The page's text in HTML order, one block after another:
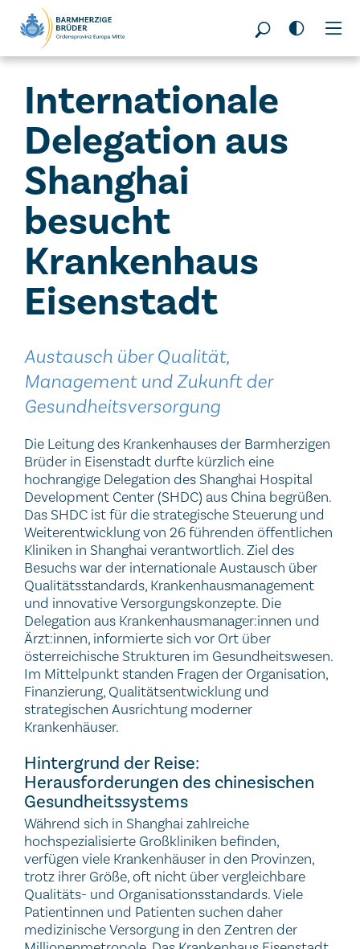
Seitenbereiche:
Internationale
Delegation aus
Shanghai
besucht
Krankenhaus
Eisenstadt
Austausch über Qualität,
Management und Zukunft der
Gesundheitsversorgung
Die Leitung des Krankenhauses der Barmherzigen
Brüder in Eisenstadt durfte kürzlich eine
hochrangige Delegation des Shanghai Hospital
Development Center (SHDC) aus China begrüßen.
Das SHDC ist für die strategische Steuerung und
Weiterentwicklung von 26 führenden öffentlichen
Kliniken in Shanghai verantwortlich. Ziel des
Besuchs war der internationale Austausch über
Qualitätsstandards, Krankenhausmanagement
und innovative Versorgungskonzepte. Die
Delegation aus Krankenhausmanager:innen und
Ärzt:innen, informierte sich vor Ort über
österreichische Strukturen im Gesundheitswesen.
Im Mittelpunkt standen Fragen der Organisation,
Finanzierung, Qualitätsentwicklung und
strategischen Ausrichtung moderner
Krankenhäuser.
Hintergrund der Reise:
Herausforderungen des chinesischen
Gesundheitssystems
Während sich in Shanghai zahlreiche
hochspezialisierte Großkliniken befinden,
verfügen viele Krankenhäuser in den Provinzen,
trotz ihrer Größe, oft nicht über vergleichbare
Qualitäts- und Organisationsstandards. Viele
Patientinnen und Patienten suchen daher
medizinische Versorgung in den Zentren der